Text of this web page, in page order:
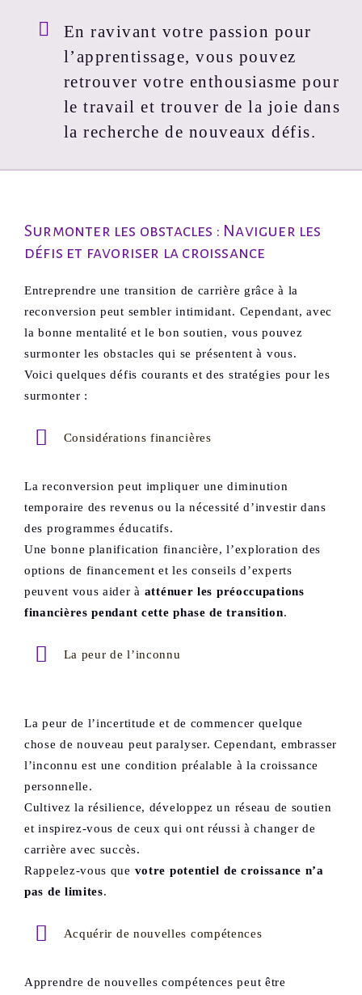
En ravivant votre passion pour
l’apprentissage, vous pouvez
retrouver votre enthousiasme pour
le travail et trouver de la joie dans
la recherche de nouveaux défis.
Surmonter les obstacles : Naviguer les
défis et favoriser la croissance
Entreprendre une transition de carrière grâce à la
reconversion peut sembler intimidant. Cependant, avec
la bonne mentalité et le bon soutien, vous pouvez
surmonter les obstacles qui se présentent à vous.
Voici quelques défis courants et des stratégies pour les
surmonter :
Considérations financières
La reconversion peut impliquer une diminution
temporaire des revenus ou la nécessité d’investir dans
des programmes éducatifs.
Une bonne planification financière, l’exploration des
options de financement et les conseils d’experts
peuvent vous aider à atténuer les préoccupations
financières pendant cette phase de transition.
La peur de l’inconnu
La peur de l’incertitude et de commencer quelque
chose de nouveau peut paralyser. Cependant, embrasser
l’inconnu est une condition préalable à la croissance
personnelle.
Cultivez la résilience, développez un réseau de soutien
et inspirez-vous de ceux qui ont réussi à changer de
carrière avec succès.
Rappelez-vous que votre potentiel de croissance n’a
pas de limites.
Acquérir de nouvelles compétences
Apprendre de nouvelles compétences peut être